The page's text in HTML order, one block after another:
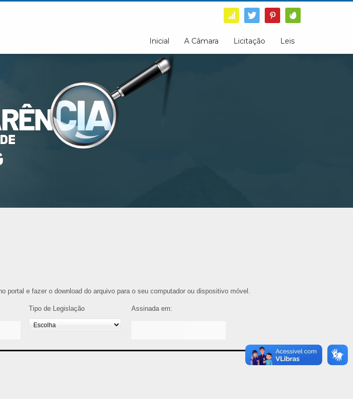
Inicial A Câmara Licitação Leis
e fazer o download do arquivo para o seu computador ou dispositivo móvel.
Tipo de Legislação Assinada em: